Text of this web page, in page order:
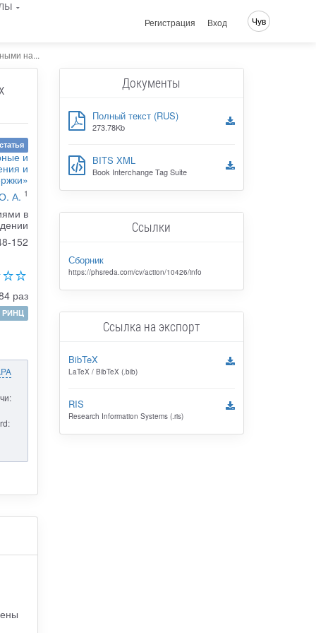
Регистрация Вход Чув
на...
и
и
А. 1
в
152
раз
РИНЦ
Документы
Полный текст (RUS)
273.78Kb
BITS XML
Book Interchange Tag Suite
Ссылки
Сборник
https://phsreda.com/cv/action/10426/info
Ссылка на экспорт
BibTeX
LaTeX / BibTeX (.bib)
RIS
Research Information Systems (.ris)